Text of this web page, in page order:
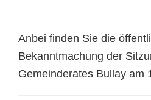
Anbei finden Sie die
Bekanntmachung der
Gemeinderates Bullay am